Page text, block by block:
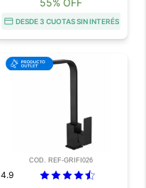
55% OFF
DESDE 3 CUOTAS SIN INTERÉS
COD. REF-GRIFI026
4.9